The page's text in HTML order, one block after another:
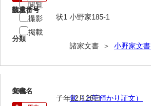
教育・小野共立夜学会
寺社
書籍
請求番号
小野家185-1
分類
諸家文書 ＞ 小野家文書
数量
状1
閲覧
撮影
掲載
13
文書名
覚（上苧預かり証文）
年代
子年12月28日